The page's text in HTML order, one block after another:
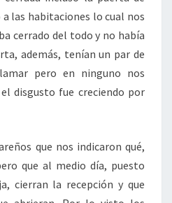
a las habitaciones lo cual nos
cerrado del todo y no había
además, tenían un par de
pero en ninguno nos
disgusto fue creciendo por
que nos indicaron qué,
que al medio día, puesto
cierran la recepción y que